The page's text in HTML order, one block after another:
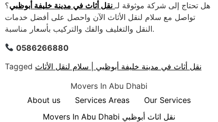
هل تحتاج إلى شركة موثوقة لـ نقل أثاث في مدينة خليفة أبوظبي؟
تواصل مع سلام لنقل الأثاث الآن واحصل على أفضل خدمات
النقل والتغليف والفك والتركيب بأسعار مناسبة.
0586266880
Tagged نقل أثاث في مدينة خليفة أبوظبي | سلام لنقل الأثاث
Movers In Abu Dhabi
About us
Services Areas
Our Services
Movers In Abu Dhabi نقل اثاث أبوظبي